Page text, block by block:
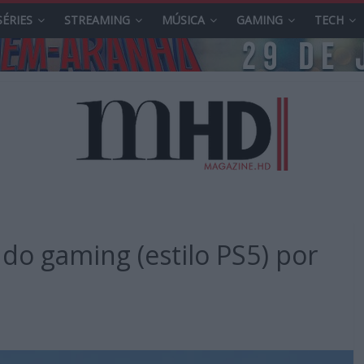
STREAMING MÚSICA GAMING TECH
gaming (estilo PS5) por